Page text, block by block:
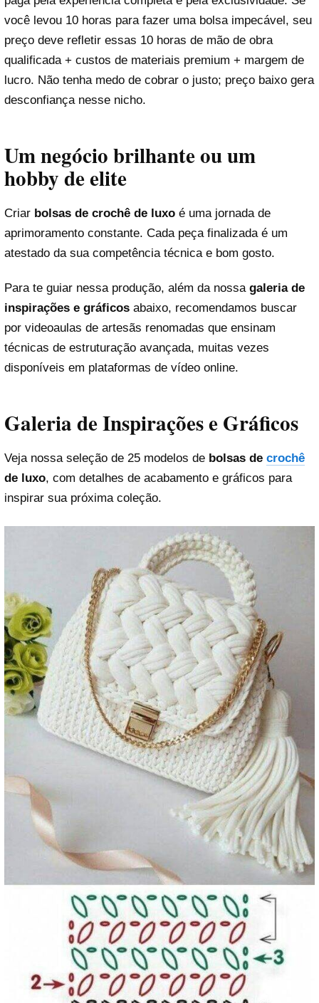
você levou 10 horas para fazer uma bolsa impecável, seu
preço deve refletir essas 10 horas de mão de obra
qualificada + custos de materiais premium + margem de
lucro. Não tenha medo de cobrar o justo; preço baixo gera
desconfiança nesse nicho.
Um negócio brilhante ou um
hobby de elite
Criar bolsas de crochê de luxo é uma jornada de
aprimoramento constante. Cada peça finalizada é um
atestado da sua competência técnica e bom gosto.
Para te guiar nessa produção, além da nossa galeria de
inspirações e gráficos abaixo, recomendamos buscar
por videoaulas de artesãs renomadas que ensinam
técnicas de estruturação avançada, muitas vezes
disponíveis em plataformas de vídeo online.
Galeria de Inspirações e Gráficos
Veja nossa seleção de 25 modelos de bolsas de crochê
de luxo, com detalhes de acabamento e gráficos para
inspirar sua próxima coleção.